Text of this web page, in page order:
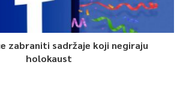
zabraniti sadržaje koji negiraju
holokaust